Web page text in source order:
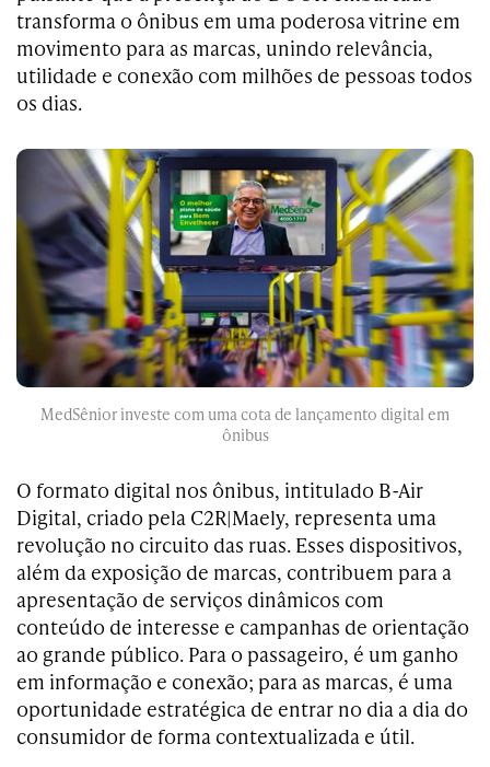
transforma o ônibus em uma poderosa vitrine em
movimento para as marcas, unindo relevância,
utilidade e conexão com milhões de pessoas todos
os dias.
MedSênior investe com uma cota de lançamento digital em
ônibus
O formato digital nos ônibus, intitulado B-Air
Digital, criado pela C2R|Maely, representa uma
revolução no circuito das ruas. Esses dispositivos,
além da exposição de marcas, contribuem para a
apresentação de serviços dinâmicos com
conteúdo de interesse e campanhas de orientação
ao grande público. Para o passageiro, é um ganho
em informação e conexão; para as marcas, é uma
oportunidade estratégica de entrar no dia a dia do
consumidor de forma contextualizada e útil.